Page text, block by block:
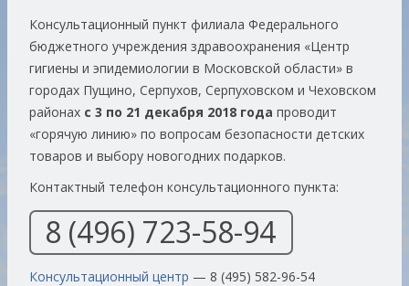
Консультационный пункт филиала Федерального
бюджетного учреждения здравоохранения «Центр
гигиены и эпидемиологии в Московской области» в
городах Пущино, Серпухов, Серпуховском и Чеховском
районах с 3 по 21 декабря 2018 года проводит
«горячую линию» по вопросам безопасности детских
товаров и выбору новогодних подарков.
Контактный телефон консультационного пункта:
8 (496) 723-58-94
Консультационный центр — 8 (495) 582-96-54